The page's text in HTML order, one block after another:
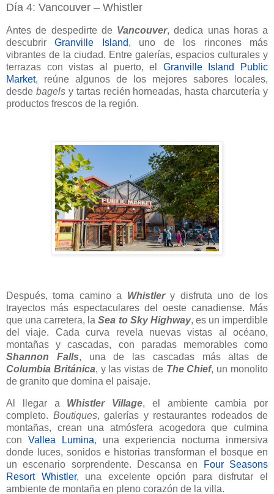
Día 4: Vancouver – Whistler
Antes de despedirte de Vancouver, dedica unas horas a
descubrirGranville Island, uno de los rincones más
vibrantes de la ciudad. Entre galerías, espacios culturales y
terrazas con vistas al puerto, el
Granville Island Public
Market, reúne algunos de los mejores sabores locales,
desde bagelsy tartas recién horneadas, hasta charcutería y
productos frescos de la región.
Después, toma camino a Whistlery disfruta uno de los
trayectos más espectaculares del oeste canadiense. Más
que una carretera, laSea to Sky Highway, es un imperdible
del viaje. Cada curva revela nuevas vistas al océano,
montañas y cascadas, con paradas memorables como
Shannon Falls, una de las cascadas más altas de
Columbia Británica, y las vistas de The Chief, un monolito
de granito que domina el paisaje.
Al llegar a Whistler Village, el ambiente cambia por
completo. Boutiques, galerías y restaurantes rodeados de
montañas, crean una atmósfera acogedora que culmina
con Vallea Lumina, una experiencia nocturna inmersiva
donde luces, sonidos e historias transforman el bosque en
un escenario sorprendente. Descansa en
Four Seasons
Resort Whistler, una excelente opción para disfrutar el
ambiente de montaña en pleno corazón de la villa.